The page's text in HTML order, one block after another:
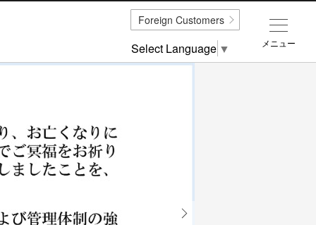
メニュー
Foreign Customers
Select Language ▼